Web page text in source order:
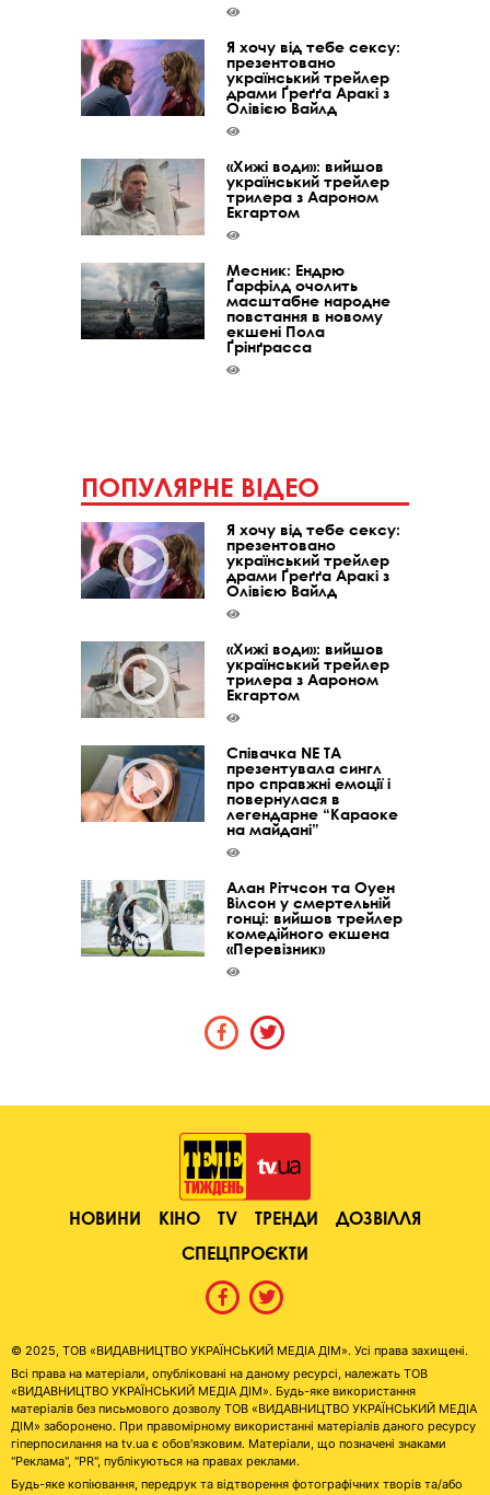
Я хочу від тебе сексу:
презентовано
український трейлер
драми Ґреґґа Аракі з
Олівією Вайлд
«Хижі води»: вийшов
український трейлер
трилера з Аароном
Екгартом
Месник: Ендрю
Ґарфілд очолить
масштабне народне
повстання в новому
екшені Пола
Ґрінґрасса
ПОПУЛЯРНЕ ВІДЕО
Я хочу від тебе сексу:
презентовано
український трейлер
драми Ґреґґа Аракі з
Олівією Вайлд
«Хижі води»: вийшов
український трейлер
трилера з Аароном
Екгартом
Співачка NE TA
презентувала сингл
про справжні емоції і
повернулася в
легендарне “Караоке
на майдані”
Алан Рітчсон та Оуен
Вілсон у смертельній
гонці: вийшов трейлер
комедійного екшена
«Перевізник»
НОВИНИ КІНО TV ТРЕНДИ
ДОЗВІЛЛЯ
СПЕЦПРОЄКТИ
© 2025, ТОВ «ВИДАВНИЦТВО УКРАЇНСЬКИЙ МЕДІА ДІМ». Усі права захищені.
Всі права на матеріали, опубліковані на даному ресурсі, належать ТОВ
«ВИДАВНИЦТВО УКРАЇНСЬКИЙ МЕДІА ДІМ». Будь-яке використання
матеріалів без письмового дозволу ТОВ «ВИДАВНИЦТВО УКРАЇНСЬКИЙ МЕДІА
ДІМ» заборонено. При правомірному використанні матеріалів даного ресурсу
гіперпосилання на tv.ua є обов'язковим. Матеріали, що позначені знаками
"Реклама", "PR", публікуються на правах реклами.
Будь-яке копіювання, передрук та відтворення фотографічних творів та/або